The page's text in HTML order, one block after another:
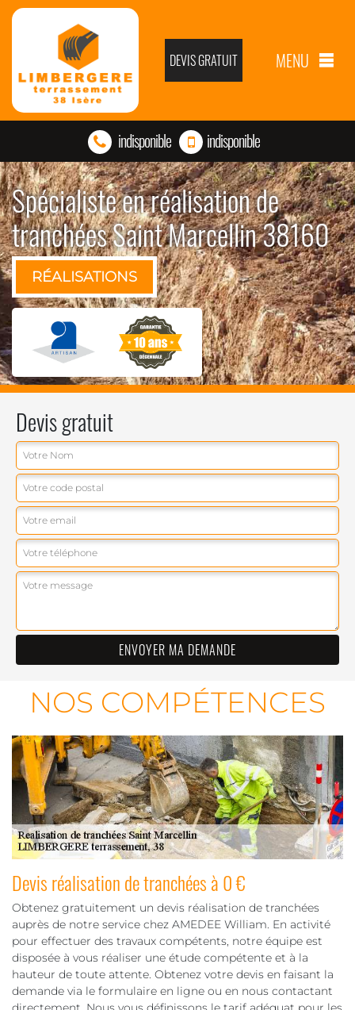
DEVIS GRATUIT MENU
indisponible indisponible
Spécialiste en réalisation de
tranchées Saint Marcellin 38160
RÉALISATIONS
Devis gratuit
NOS COMPÉTENCES
Devis réalisation de tranchées à 0 €
Obtenez gratuitement un devis réalisation de tranchées
auprès de notre service chez AMEDEE William. En activité
pour effectuer des travaux compétents, notre équipe est
disposée à vous réaliser une étude compétente et à la
hauteur de toute attente. Obtenez votre devis en faisant la
demande via le formulaire en ligne ou en nous contactant